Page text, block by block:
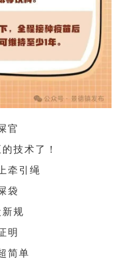
官
技术了！
牵引绳
袋
规
明
简单